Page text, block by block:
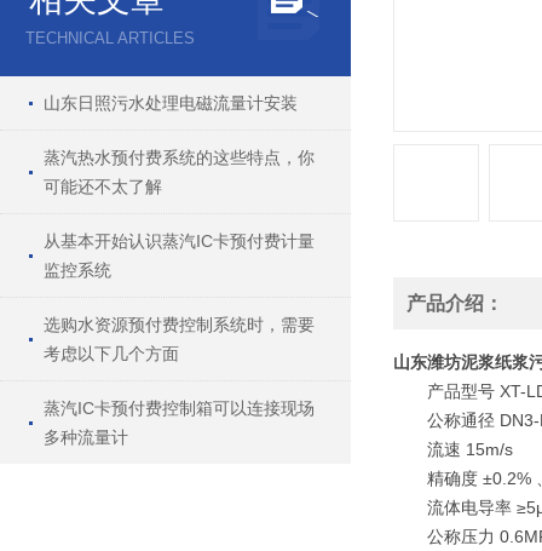
TECHNICAL ARTICLES
山东日照污水处理电磁流量计安装
蒸汽热水预付费系统的这些特点，你
可能还不太了解
从基本开始认识蒸汽IC卡预付费计量
监控系统
选购水资源预付费控制系统时，需要
考虑以下几个方面
蒸汽IC卡预付费控制箱可以连接现场
多种流量计
产品介绍：
山东潍坊泥浆纸浆
产品型号 XT-
公称通径 DN3-
流速 15m/s
精确度 ±0.2%
流体电导率
公称压力